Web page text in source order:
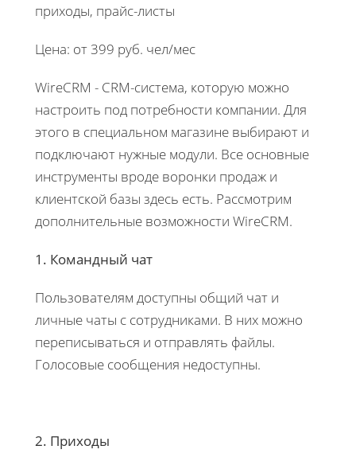
приходы, прайс-листы
Цена: от 399 руб. чел/мес
WireCRM - CRM-система, которую можно
настроить под потребности компании. Для
этого в специальном магазине выбирают и
подключают нужные модули. Все основные
инструменты вроде воронки продаж и
клиентской базы здесь есть. Рассмотрим
дополнительные возможности WireCRM.
1. Командный чат
Пользователям доступны общий чат и
личные чаты с сотрудниками. В них можно
переписываться и отправлять файлы.
Голосовые сообщения недоступны.
2. Приходы